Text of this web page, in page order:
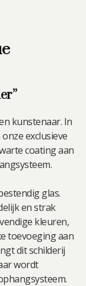
kunstenaar. In
exclusieve
coating aan
glas.
en strak
kleuren,
toevoeging aan
dit schilderij
wordt